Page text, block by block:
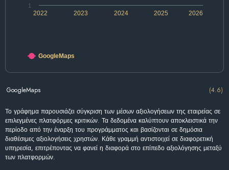
2022 2024 2026
2023 2025
1
GoogleMaps
GoogleMaps (4.6)
Το γράφημα παρουσιάζει σύγκριση των μέσων αξιολογήσεων της εταιρείας σε
επιλεγμένες πλατφόρμες κριτικών. Τα δεδομένα καλύπτουν αποκλειστικά την
περίοδο από την έναρξη του προγράμματος και βασίζονται σε δημόσια
διαθέσιμες αξιολογήσεις χρηστών. Κάθε γραμμή αντιστοιχεί σε διαφορετική
υπηρεσία, επιτρέποντας να φανεί η διαφορά στο επίπεδο αξιολόγησης μεταξύ
των πλατφορμών.